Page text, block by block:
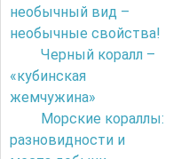
необычный вид –
необычные свойства!
Черный коралл –
«кубинская
жемчужина»
Морские кораллы:
разновидности и